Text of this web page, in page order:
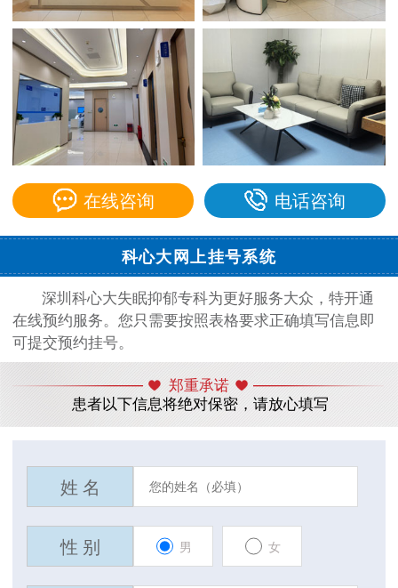
在线咨询 电话咨询
科心大网上挂号系统
深圳科心大失眠抑郁专科为更好服务大众，特开通
在线预约服务。您只需要按照表格要求正确填写信息即
可提交预约挂号。
郑重承诺
患者以下信息将绝对保密，请放心填写
姓 名
性 别 男 女